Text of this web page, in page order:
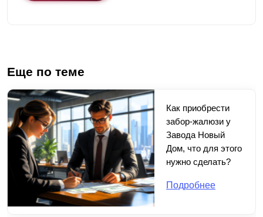
Еще по теме
Как приобрести
забор-жалюзи у
Завода Новый
Дом, что для этого
нужно сделать?
Подробнее